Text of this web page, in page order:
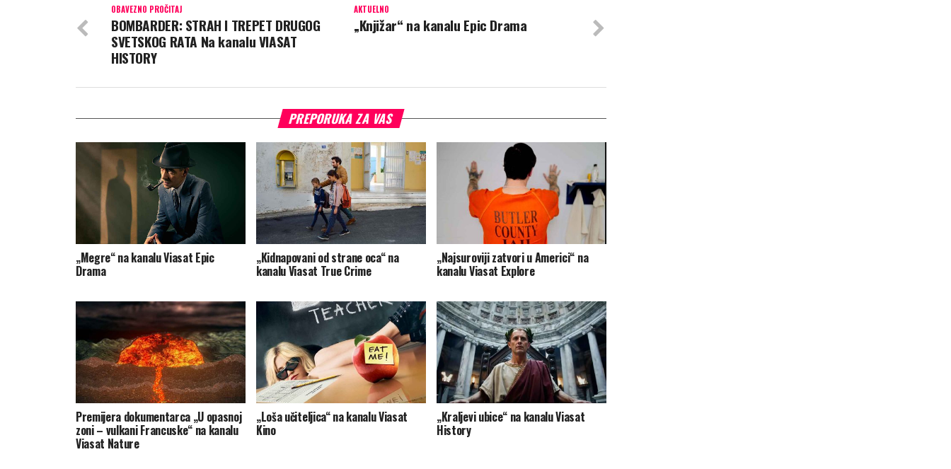
AKTUELNO
„Knjižar“ na kanalu Epic Drama
OBAVEZNO PROČITAJ
BOMBARDER: STRAH I TREPET DRUGOG
SVETSKOG RATA Na kanalu VIASAT
HISTORY
PREPORUKA ZA VAS
„Megre“ na kanalu Viasat Epic
Drama
„Kidnapovani od strane oca“ na
kanalu Viasat True Crime
„Najsuroviji zatvori u Americi“ na
kanalu Viasat Explore
Premijera dokumentarca „U opasnoj
zoni – vulkani Francuske“ na kanalu
Viasat Nature
„Loša učiteljica“ na kanalu Viasat
Kino
„Kraljevi ubice“ na kanalu Viasat
History